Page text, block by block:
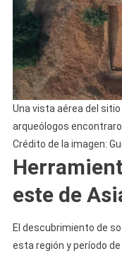
Una vista aérea del
arqueólogos
Crédito de la imagen:
este de
El descubrimiento de
esta región y período